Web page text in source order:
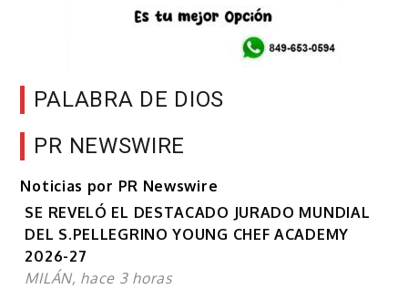
PALABRA DE DIOS
PR NEWSWIRE
Noticias por PR Newswire
SE REVELÓ EL DESTACADO JURADO MUNDIAL
DEL S.PELLEGRINO YOUNG CHEF ACADEMY
2026-27
MILÁN, hace 3 horas